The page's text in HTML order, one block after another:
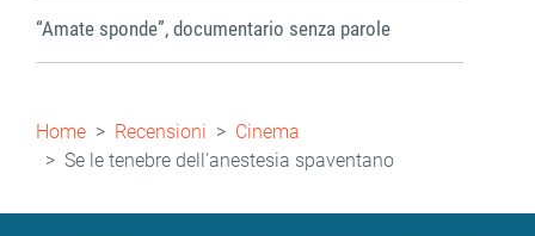
“Amate sponde”, documentario senza parole
Briciole
di
pane
Home Recensioni
Cinema
Se le tenebre dell'anestesia spaventano